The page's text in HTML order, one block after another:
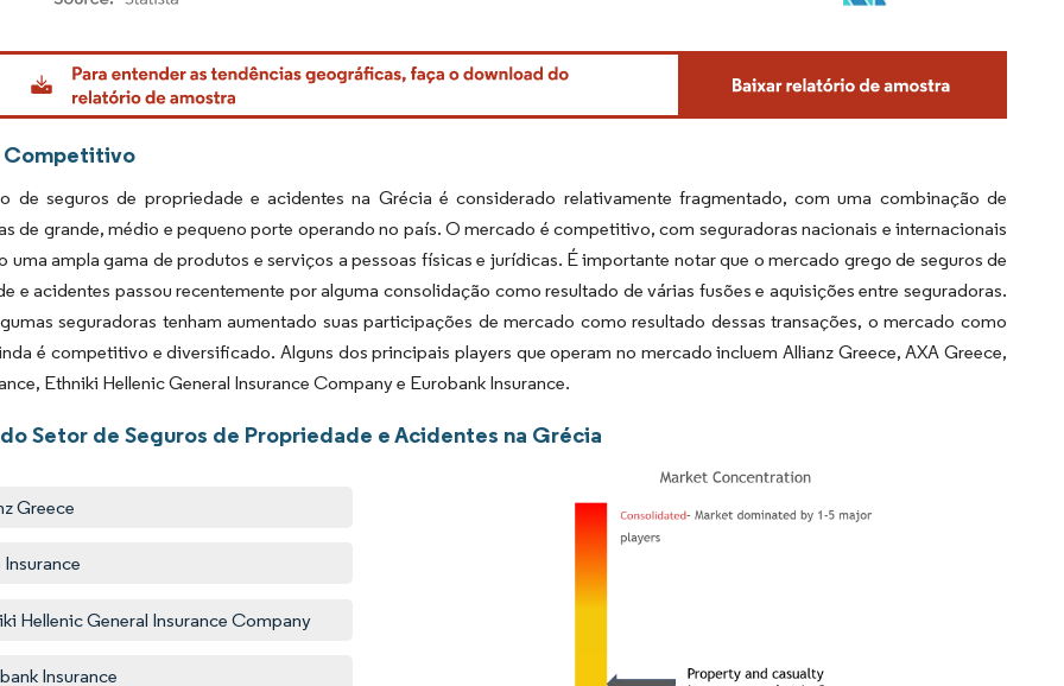
Intelligence. O reuso requer atribuição conforme CC BY 4.0.
Competitivo
de seguros de propriedade e acidentes na Grécia é considerado relativamente fragmentado, com uma combinação de
de grande, médio e pequeno porte operando no país. O mercado é competitivo, com seguradoras nacionais e internacionais
uma ampla gama de produtos e serviços a pessoas físicas e jurídicas. É importante notar que o mercado grego de seguros de
e acidentes passou recentemente por alguma consolidação como resultado de várias fusões e aquisições entre seguradoras.
seguradoras tenham aumentado suas participações de mercado como resultado dessas transações, o mercado como
é competitivo e diversificado. Alguns dos principais players que operam no mercado incluem Allianz Greece, AXA Greece,
Ethniki Hellenic General Insurance Company e Eurobank Insurance.
Setor de Seguros de Propriedade e Acidentes na Grécia
Greece
Hellenic General Insurance Company
Insurance